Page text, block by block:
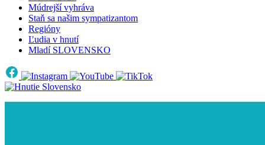
Múdrejší vyhráva
Staň sa našim sympatizantom
Regióny
Ľudia v hnutí
Mladí SLOVENSKO